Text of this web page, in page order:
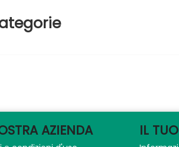
AZIENDA IL